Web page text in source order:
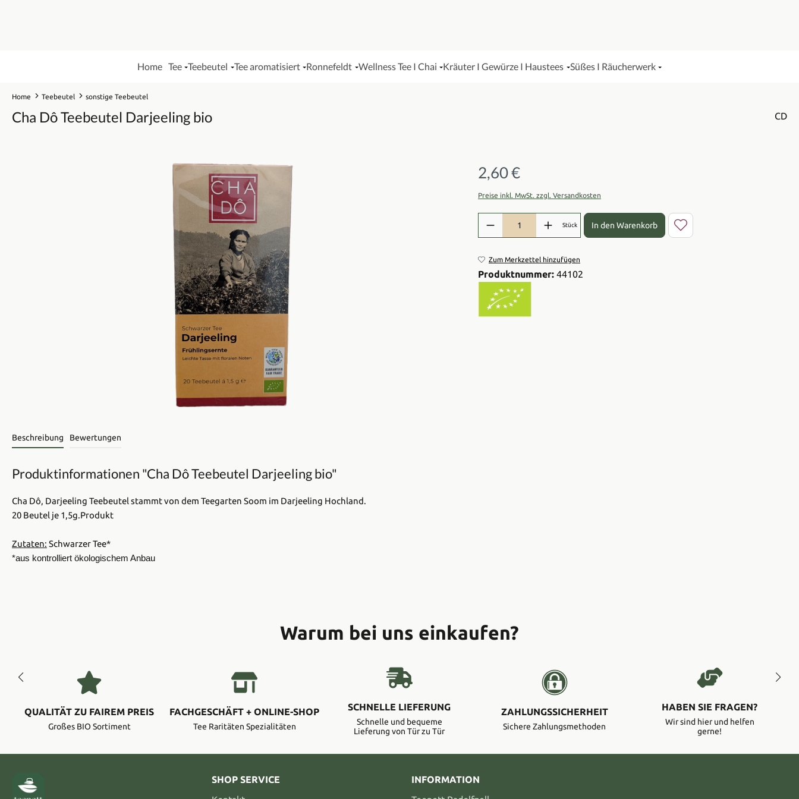
Home Tee Teebeutel Tee aromatisiert Ronnefeldt Wellness Tee I Chai Kräuter I Gewürze I Haustees Süßes I Räucherwerk
Home Teebeutel sonstige Teebeutel
Cha Dô Teebeutel Darjeeling bio CD
Regulärer Preis:
2,60 €
Preise inkl. MwSt. zzgl. Versandkosten
Produkt Anzahl: Gib den gewünschten Wert ein oder benutze die
Stück In den Warenkorb
Zum Merkzettel hinzufügen
Produktnummer: 44102
Beschreibung Bewertungen
Produktinformationen "Cha Dô Teebeutel Darjeeling bio"
Cha Dô, Darjeeling Teebeutel stammt von dem Teegarten Soom im Darjeeling Hochland.
20 Beutel je 1,5g.Produkt
Zutaten: Schwarzer Tee*
*aus kontrolliert ökologischem Anbau
Warum bei uns einkaufen?
QUALITÄT ZU FAIREM PREIS
Großes BIO Sortiment
FACHGESCHÄFT + ONLINE-SHOP
Tee Raritäten Spezialitäten
SCHNELLE LIEFERUNG
Schnelle und bequeme
Lieferung von Tür zu Tür
ZAHLUNGSSICHERHEIT
Sichere Zahlungsmethoden
HABEN SIE FRAGEN?
Wir sind hier und helfen
gerne!
SHOP SERVICE
INFORMATION